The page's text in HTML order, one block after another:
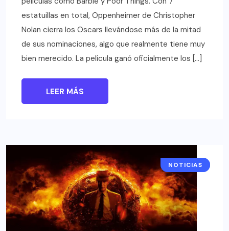
estatuillas en total, Oppenheimer de Christopher
Nolan cierra los Oscars llevándose más de la mitad
de sus nominaciones, algo que realmente tiene muy
bien merecido. La película ganó oficialmente los […]
LEER MÁS
CINE
NOTICIAS